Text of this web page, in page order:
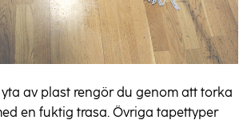
av plast rengör du genom att torka
en fuktig trasa. Övriga tapettyper